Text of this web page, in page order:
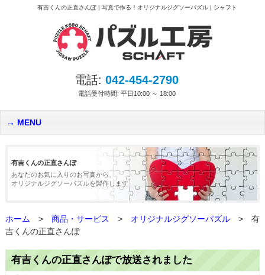
有吉くんの正直さんぽ | 写真で作る！オリジナルジグソーパズル | シャフト
電話: 042-454-2790
電話受付時間: 平日10:00 ～ 18:00
MENU
有吉くんの正直さんぽ
あなたのお気に入りのお写真から、
オリジナルジグソーパズルを製作します
ホーム > 商品・サービス > オリジナルジグソーパズル >
有
吉くんの正直さんぽ
有吉くんの正直さんぽで放送されました